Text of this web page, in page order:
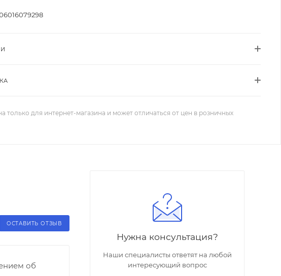
только для интернет-магазина и может отличаться от цен в розничных
ОСТАВИТЬ ОТЗЫВ
об
Нужна консультация?
Наши специалисты ответят на любой
интересующий вопрос